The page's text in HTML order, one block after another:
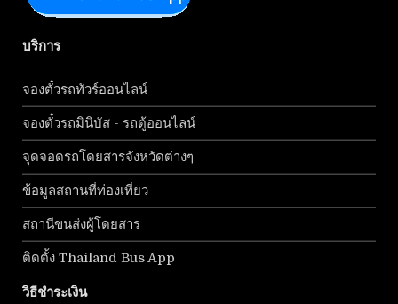
บริการ
จองตั๋วรถทัวร์ออนไลน์
จองตั๋วรถมินิบัส - รถตู้ออนไลน์
จุดจอดรถโดยสารจังหวัดต่างๆ
ข้อมูลสถานที่ท่องเที่ยว
สถานีขนส่งผู้โดยสาร
ติดตั้ง Thailand Bus App
วิธีชำระเงิน